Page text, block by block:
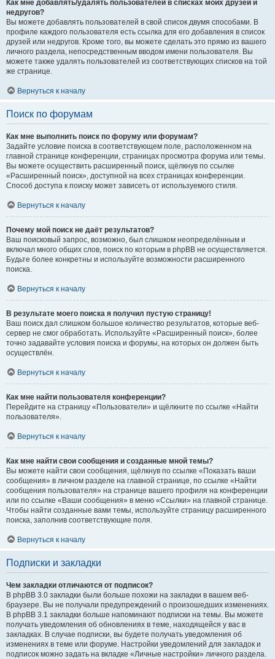
Как мне добавлять/удалять пользователей в списках моих друзей и
недругов?
Вы можете добавлять пользователей в свой список двумя способами. В
профиле каждого пользователя есть ссылка для его добавления в список
друзей или недругов. Кроме того, вы можете сделать это прямо из вашего
личного раздела, непосредственным вводом имени пользователя. Вы
можете также удалять пользователей из соответствующих списков на той
же странице.
Вернуться к началу
Поиск по форумам
Как мне выполнить поиск по форуму или форумам?
Задайте условие поиска в соответствующем поле, расположенном на
главной странице конференции, страницах просмотра форума или темы.
Вы можете осуществить расширенный поиск, щёлкнув по ссылке
«Расширенный поиск», доступной на всех страницах конференции.
Способ доступа к поиску может зависеть от используемого стиля.
Вернуться к началу
Почему мой поиск не даёт результатов?
Ваш поисковый запрос, возможно, был слишком неопределённым и
включал много общих слов, поиск по которым в phpBB не осуществляется.
Будьте более конкретны и используйте возможности расширенного
поиска.
Вернуться к началу
В результате моего поиска я получил пустую страницу!
Ваш поиск дал слишком большое количество результатов, которые веб-
сервер не смог обработать. Используйте «Расширенный поиск», более
точно задавайте условия поиска и форумы, на которых он должен быть
осуществлён.
Вернуться к началу
Как мне найти пользователя конференции?
Перейдите на страницу «Пользователи» и щёлкните по ссылке «Найти
пользователя».
Вернуться к началу
Как мне найти свои сообщения и созданные мной темы?
Вы можете найти свои сообщения, щёлкнув по ссылке «Показать ваши
сообщения» в личном разделе на главной странице, по ссылке «Найти
сообщения пользователя» на странице вашего профиля на конференции
или по ссылке «Ваши сообщения» в меню «Ссылки» на главной странице.
Чтобы найти созданные вами темы, используйте страницу расширенного
поиска, заполнив соответствующие поля.
Вернуться к началу
Подписки и закладки
Чем закладки отличаются от подписок?
В phpBB 3.0 закладки были больше похожи на закладки в вашем веб-
браузере. Вы не получали предупреждений о произошедших изменениях.
В phpBB 3.1 закладки больше напоминают подписки на темы. Вы можете
получать уведомления об обновлениях в теме, находящейся у вас в
закладках. В случае подписки, вы будете получать уведомления об
изменениях в теме или форуме. Настройки уведомлений для закладок и
подписок можно задать на вкладке «Личные настройки» личного раздела.